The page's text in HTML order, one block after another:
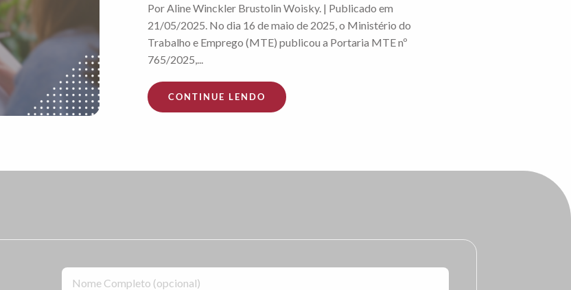
Por Aline Winckler Brustolin Woisky. | Publicado em
21/05/2025. No dia 16 de maio de 2025, o Ministério do
Trabalho e Emprego (MTE) publicou a Portaria MTE nº
765/2025,...
CONTINUE LENDO